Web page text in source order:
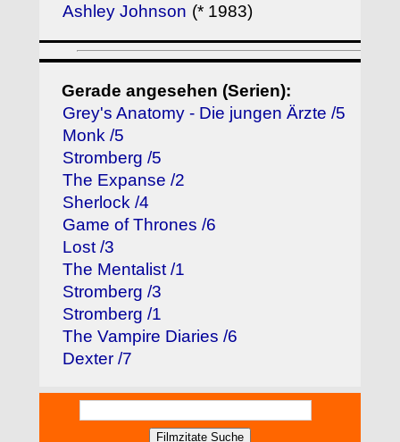
Ashley Johnson (* 1983)
Gerade angesehen (Serien):
Grey's Anatomy - Die jungen Ärzte /5
Monk /5
Stromberg /5
The Expanse /2
Sherlock /4
Game of Thrones /6
Lost /3
The Mentalist /1
Stromberg /3
Stromberg /1
The Vampire Diaries /6
Dexter /7